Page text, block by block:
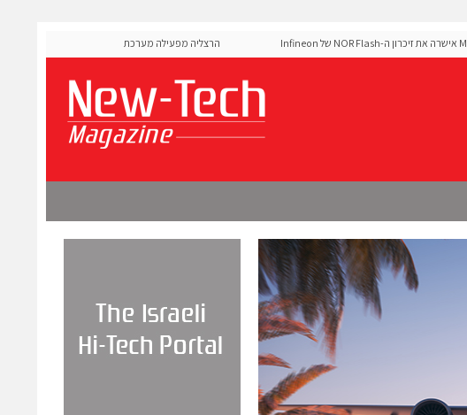
MediaTek אישרה את זיכרון ה-NOR Flash של Infineon
הרצליה מפעילה מערכת AI לניהול אדפטיבי של רמזורים